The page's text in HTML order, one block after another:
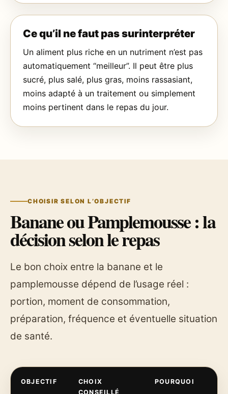
Ce qu’il ne faut pas surinterpréter
Un aliment plus riche en un nutriment n’est pas
automatiquement “meilleur”. Il peut être plus
sucré, plus salé, plus gras, moins rassasiant,
moins adapté à un traitement ou simplement
moins pertinent dans le repas du jour.
CHOISIR SELON L’OBJECTIF
Banane ou Pamplemousse : la
décision selon le repas
Le bon choix entre la banane et le
pamplemousse dépend de l’usage réel :
portion, moment de consommation,
préparation, fréquence et éventuelle situation
de santé.
OBJECTIF
CHOIX
CONSEILLÉ
POURQUOI